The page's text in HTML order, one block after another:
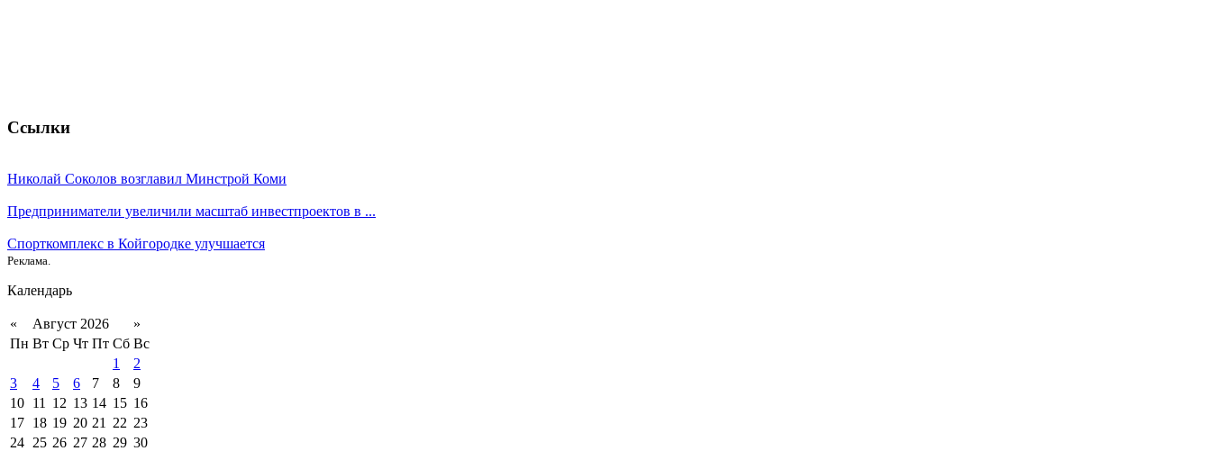
Ссылки
Николай Соколов возглавил Минстрой Коми
Предприниматели увеличили масштаб инвестпроектов в ...
Спорткомплекс в Койгородке улучшается
Реклама.
Календарь
« Август 2026
»
Пн Вт Ср Чт Пт Сб Вс
1
2
3
4 5 6 7 8
9
10 11 12 13 14 15 16
17 18 19 20 21 22 23
24 25 26 27 28 29 30